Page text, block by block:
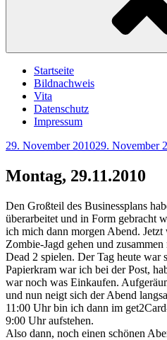
Startseite
Bildnachweis
Vita
Datenschutz
Impressum
Veröffentlicht
29. November 201029. November
Montag, 29.11.2010
Den Großteil des Businessplans
überarbeitet und in Form gebracht
ich mich dann morgen Abend.
Zombie-Jagd gehen und
Dead 2 spielen. Der Tag heute war
Papierkram war ich bei der Post,
war noch was Einkaufen.
und nun neigt sich der Abend
11:00 Uhr bin ich dann im
9:00 Uhr aufstehen.
Also dann, noch einen schönen